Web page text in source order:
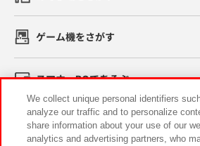
ゲーム機をさがす
スマホ・PCであそぶ
イベント・キャンペーン
We collect unique personal identifiers
analyze our traffic and to personalize
share information about your use of our
analytics and advertising partners, who